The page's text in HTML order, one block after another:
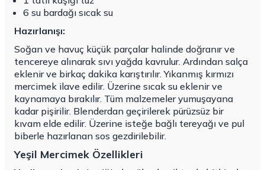
6 su bardağı sıcak su
Hazırlanışı:
Soğan ve havuç küçük parçalar halinde doğranır ve
tencereye alınarak sıvı yağda kavrulur. Ardından salça
eklenir ve birkaç dakika karıştırılır. Yıkanmış kırmızı
mercimek ilave edilir. Üzerine sıcak su eklenir ve
kaynamaya bırakılır. Tüm malzemeler yumuşayana
kadar pişirilir. Blenderdan geçirilerek pürüzsüz bir
kıvam elde edilir. Üzerine isteğe bağlı tereyağı ve pul
biberle hazırlanan sos gezdirilebilir.
Yeşil Mercimek Özellikleri